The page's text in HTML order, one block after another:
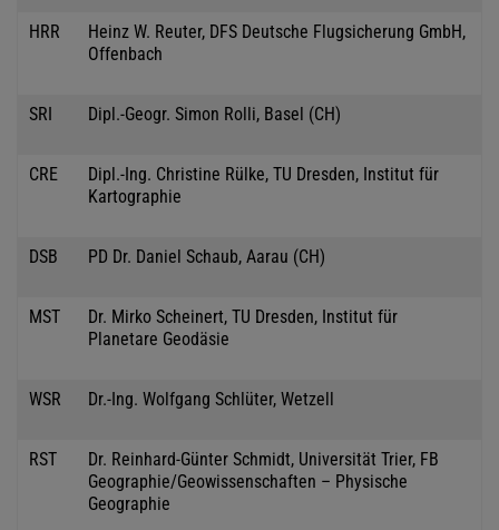
HRR
Heinz W. Reuter, DFS Deutsche Flugsicherung GmbH,
Offenbach
SRI Dipl.-Geogr. Simon Rolli, Basel (CH)
CRE
Dipl.-Ing. Christine Rülke, TU Dresden, Institut für
Kartographie
DSB PD Dr. Daniel Schaub, Aarau (CH)
MST
Dr. Mirko Scheinert, TU Dresden, Institut für
Planetare Geodäsie
WSR Dr.-Ing. Wolfgang Schlüter, Wetzell
RST
Dr. Reinhard-Günter Schmidt, Universität Trier, FB
Geographie/Geowissenschaften – Physische
Geographie